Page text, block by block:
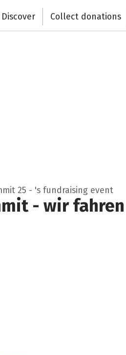
Discover Collect donations
25 - 's fundraising event
- wir
Close